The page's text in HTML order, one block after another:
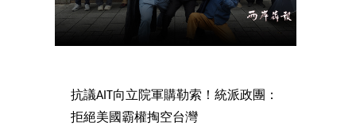
抗議AIT向立院軍購勒索！統派政團：
拒絕美國霸權掏空台灣